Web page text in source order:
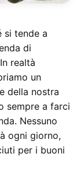
si tende a
di
realtà
un
della nostra
sempre a farci
Nessuno
ogni giorno,
per i buoni